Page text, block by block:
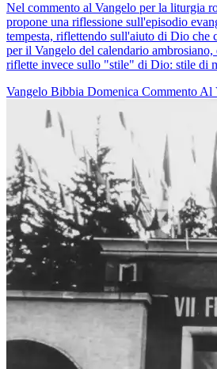
Nel commento al Vangelo per la liturgia
propone una riflessione sull'episodio
tempesta, riflettendo sull'aiuto di Dio che
per il Vangelo del calendario
riflette invece sullo "stile" di Dio: stile di
Vangelo Bibbia Domenica Commento Al